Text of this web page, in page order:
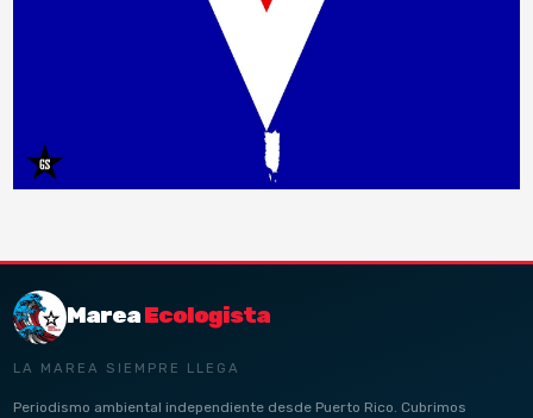
MareaEcologista
LA MAREA SIEMPRE LLEGA
Periodismo ambiental independiente desde Puerto Rico. Cubrimos